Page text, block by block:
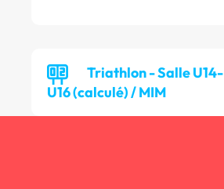
Triathlon - Salle U14-
U16 (calculé) / MIM